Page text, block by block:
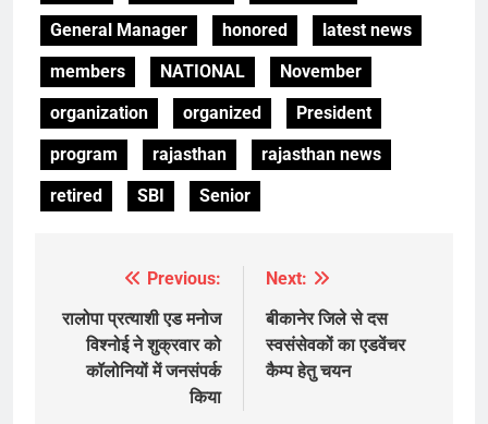
General Manager
honored
latest news
members
NATIONAL
November
organization
organized
President
program
rajasthan
rajasthan news
retired
SBI Senior
navigation
Previous:
रालोपा प्रत्याशी एड मनोज
विश्नोई ने शुक्रवार को
कॉलोनियों में जनसंपर्क
किया
Next:
बीकानेर जिले से दस
स्वसंसेवकों का एडवेंचर
कैम्प हेतु चयन